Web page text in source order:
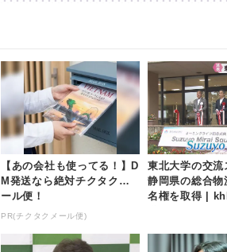
【あの会社も使ってる！】D
M発送なら絶対チクタクメ
ール便！
PR(チクタクメール便)
東北大学の交
静岡県の総合物
名権を取得 |